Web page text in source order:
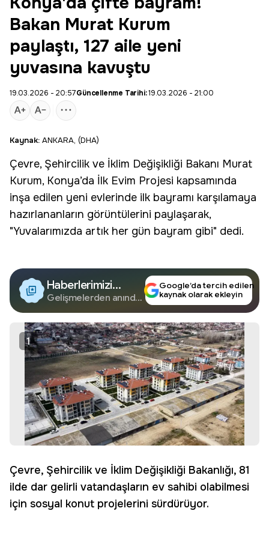
Bakan Murat Kurum
paylaştı, 127 aile yeni
yuvasına kavuştu
19.03.2026 - 20:57Güncellenme Tarihi:19.03.2026 - 21:00
Kaynak: ANKARA, (DHA)
Çevre, Şehircilik ve İklim Değişikliği Bakanı Murat
Kurum, Konya’da İlk Evim Projesi kapsamında
inşa edilen yeni evlerinde ilk bayramı karşılamaya
hazırlananların görüntülerini paylaşarak,
"Yuvalarımızda artık her gün bayram gibi" dedi.
Haberlerimizi
Google'da Takip
Edin
Gelişmelerden anında
Google’da tercih edilen
kaynak olarak ekleyin
1
Çevre, Şehircilik ve İklim Değişikliği Bakanlığı, 81
ilde dar gelirli vatandaşların ev sahibi olabilmesi
için sosyal konut projelerini sürdürüyor.